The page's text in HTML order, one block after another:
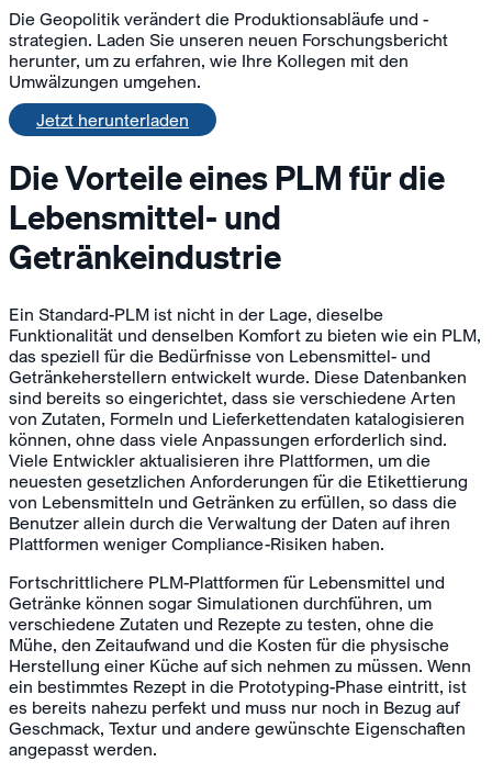
Die Geopolitik verändert die Produktionsabläufe und -
strategien. Laden Sie unseren neuen Forschungsbericht
herunter, um zu erfahren, wie Ihre Kollegen mit den
Umwälzungen umgehen.
Jetzt herunterladen
Die Vorteile eines PLM für die
Lebensmittel- und
Getränkeindustrie
Ein Standard-PLM ist nicht in der Lage, dieselbe
Funktionalität und denselben Komfort zu bieten wie ein PLM,
das speziell für die Bedürfnisse von Lebensmittel- und
Getränkeherstellern entwickelt wurde. Diese Datenbanken
sind bereits so eingerichtet, dass sie verschiedene Arten
von Zutaten, Formeln und Lieferkettendaten katalogisieren
können, ohne dass viele Anpassungen erforderlich sind.
Viele Entwickler aktualisieren ihre Plattformen, um die
neuesten gesetzlichen Anforderungen für die Etikettierung
von Lebensmitteln und Getränken zu erfüllen, so dass die
Benutzer allein durch die Verwaltung der Daten auf ihren
Plattformen weniger Compliance-Risiken haben.
Fortschrittlichere PLM-Plattformen für Lebensmittel und
Getränke können sogar Simulationen durchführen, um
verschiedene Zutaten und Rezepte zu testen, ohne die
Mühe, den Zeitaufwand und die Kosten für die physische
Herstellung einer Küche auf sich nehmen zu müssen. Wenn
ein bestimmtes Rezept in die Prototyping-Phase eintritt, ist
es bereits nahezu perfekt und muss nur noch in Bezug auf
Geschmack, Textur und andere gewünschte Eigenschaften
angepasst werden.